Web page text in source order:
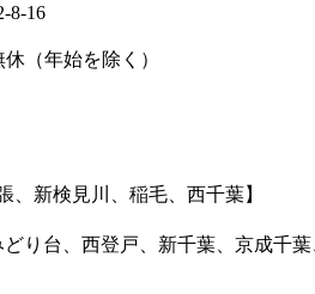
8-16
（年始を除く）
、新検見川、稲毛、西千葉】
り台、西登戸、新千葉、京成千